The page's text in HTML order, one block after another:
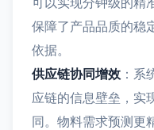
保障了产品品质的稳
依据。
供应链协同增效 ：系
应链的信息壁垒，实
同。物料需求预测更